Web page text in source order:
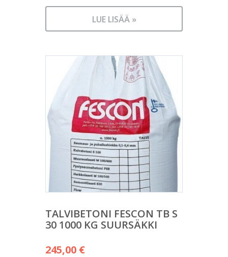
LUE LISÄÄ »
TALVIBETONI FESCON TB S
30 1000 KG SUURSÄKKI
245,00 €